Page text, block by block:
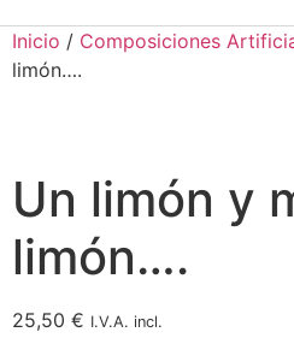
Inicio / Composiciones
limón….
Un limón y
limón….
25,50 € I.V.A. incl.